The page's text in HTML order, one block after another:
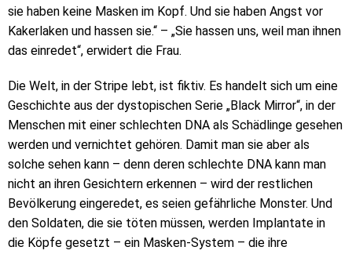
sie haben keine Masken im Kopf. Und sie haben Angst vor
Kakerlaken und hassen sie.“ – „Sie hassen uns, weil man ihnen
das einredet“, erwidert die Frau.
Die Welt, in der Stripe lebt, ist fiktiv. Es handelt sich um eine
Geschichte aus der dystopischen Serie „Black Mirror“, in der
Menschen mit einer schlechten DNA als Schädlinge gesehen
werden und vernichtet gehören. Damit man sie aber als
solche sehen kann – denn deren schlechte DNA kann man
nicht an ihren Gesichtern erkennen – wird der restlichen
Bevölkerung eingeredet, es seien gefährliche Monster. Und
den Soldaten, die sie töten müssen, werden Implantate in
die Köpfe gesetzt – ein Masken-System – die ihre